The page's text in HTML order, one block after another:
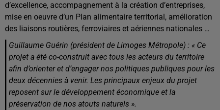
d’excellence, accompagnement à la création d’entreprises,
mise en oeuvre d’un Plan alimentaire territorial, amélioration
des liaisons routières, ferroviaires et aériennes nationales …
Guillaume Guérin (président de Limoges Métropole) : « Ce
projet a été co-construit avec tous les acteurs du territoire
afin d’orienter et d’engager nos politiques publiques pour les
deux décennies à venir. Les principaux enjeux du projet
reposent sur le développement économique et la
préservation de nos atouts naturels ».